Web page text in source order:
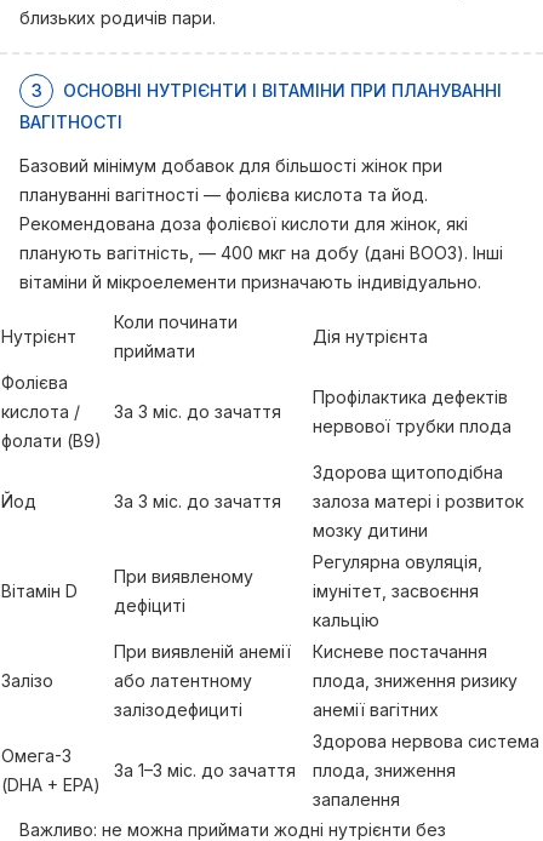
близьких родичів пари.
3
ОСНОВНІ НУТРІЄНТИ І ВІТАМІНИ ПРИ ПЛАНУВАННІ
ВАГІТНОСТІ
Базовий мінімум добавок для більшості жінок при
плануванні вагітності — фолієва кислота та йод.
Рекомендована доза фолієвої кислоти для жінок, які
планують вагітність, — 400 мкг на добу (дані ВООЗ). Інші
вітаміни й мікроелементи призначають індивідуально.
Нутрієнт
Коли починати
приймати
Дія нутрієнта
Фолієва
кислота /
фолати (В9)
За 3 міс. до зачаття
Профілактика дефектів
нервової трубки плода
Йод За 3 міс. до зачаття
Здорова щитоподібна
залоза матері і розвиток
мозку дитини
Вітамін D
При виявленому
дефіциті
Регулярна овуляція,
імунітет, засвоєння
кальцію
Залізо
При виявленій анемії
або латентному
залізодефициті
Кисневе постачання
плода, зниження ризику
анемії вагітних
Омега-3
(DHA + EPA)
За 1–3 міс. до зачаття
Здорова нервова система
плода, зниження
запалення
Важливо: не можна приймати жодні нутрієнти без